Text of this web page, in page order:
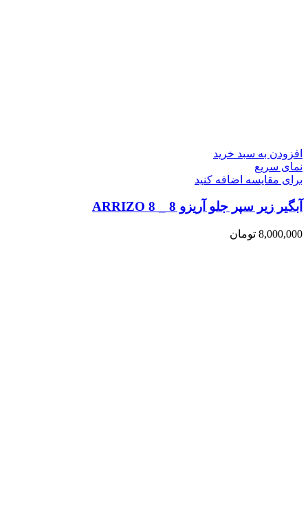
افزودن به سبد خرید
نمای سریع
برای مقایسه اضافه کنید
آبگیر زیر سپر جلو آریزو 8 _ ARRIZO 8
8,000,000 تومان